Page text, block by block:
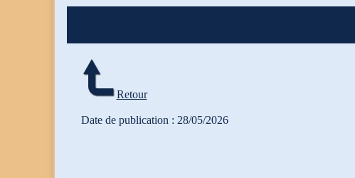
Retour
Date de publication : 28/05/2026